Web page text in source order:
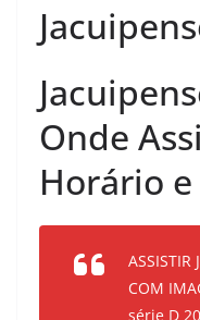
Onde
Horário e
COM
série D